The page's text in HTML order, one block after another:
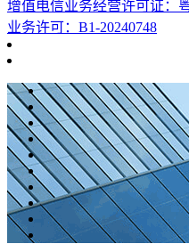
增值电信业务经营许可证：
业务许可：B1-20240748